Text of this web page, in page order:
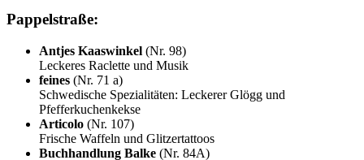
Pappelstraße:
Antjes Kaaswinkel (Nr. 98)
Leckeres Raclette und Musik
feines (Nr. 71 a)
Schwedische Spezialitäten: Leckerer Glögg und
Pfefferkuchenkekse
Articolo (Nr. 107)
Frische Waffeln und Glitzertattoos
Buchhandlung Balke (Nr. 84A)